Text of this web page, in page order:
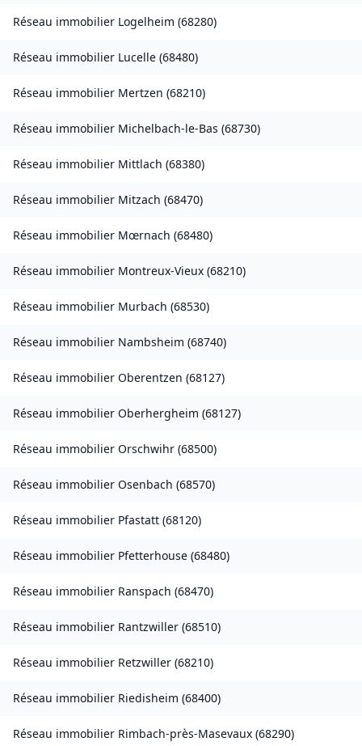
Réseau immobilier Logelheim (68280)
Réseau immobilier Lucelle (68480)
Réseau immobilier Mertzen (68210)
Réseau immobilier Michelbach-le-Bas (68730)
Réseau immobilier Mittlach (68380)
Réseau immobilier Mitzach (68470)
Réseau immobilier Mœrnach (68480)
Réseau immobilier Montreux-Vieux (68210)
Réseau immobilier Murbach (68530)
Réseau immobilier Nambsheim (68740)
Réseau immobilier Oberentzen (68127)
Réseau immobilier Oberhergheim (68127)
Réseau immobilier Orschwihr (68500)
Réseau immobilier Osenbach (68570)
Réseau immobilier Pfastatt (68120)
Réseau immobilier Pfetterhouse (68480)
Réseau immobilier Ranspach (68470)
Réseau immobilier Rantzwiller (68510)
Réseau immobilier Retzwiller (68210)
Réseau immobilier Riedisheim (68400)
Réseau immobilier Rimbach-près-Masevaux (68290)